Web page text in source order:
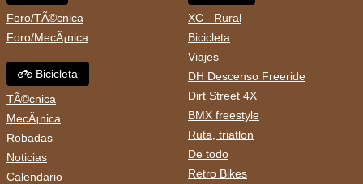
Foro/TÃ©cnica
Foro/MecÃ¡nica
Bicicleta
TÃ©cnica
MecÃ¡nica
Robadas
Noticias
Calendario
XC - Rural
Bicicleta
Viajes
DH Descenso Freeride
Dirt Street 4X
BMX freestyle
Ruta, triatlon
De todo
Retro Bikes